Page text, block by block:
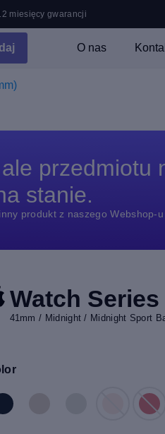
miesięcy gwarancji
O nas
przedmiotu
stanie.
produkt z naszego Webshop-u
Watch
41mm / Midnight / Midnight Sport